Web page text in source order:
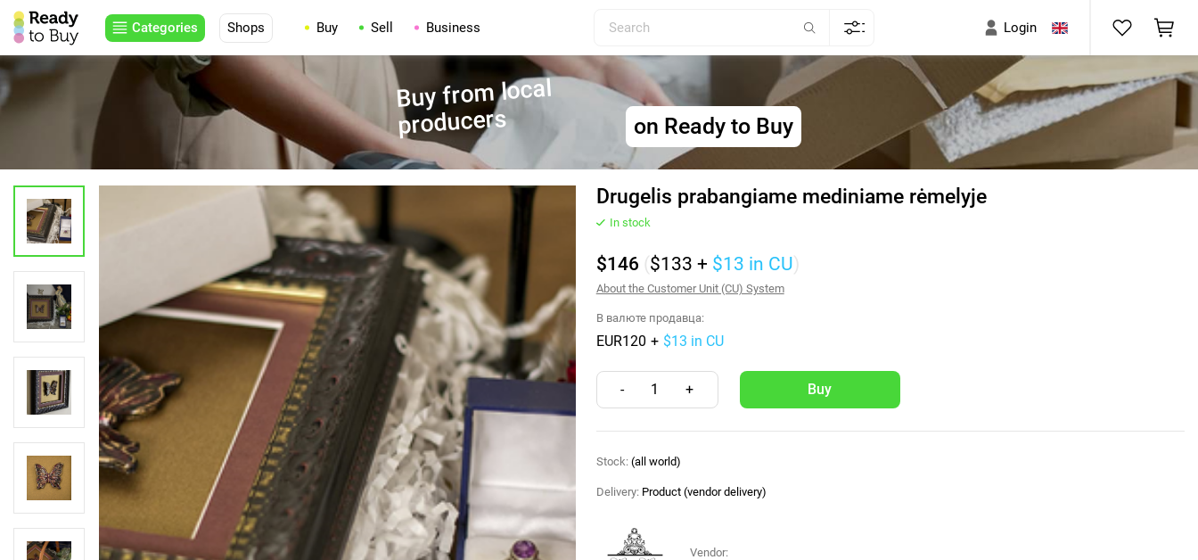
Categories Shops Buy Sell Business Login
Buy from local
producers on Ready to Buy
Drugelis prabangiame mediniame rėmelyje
In stock
$146 ($133 + $13 in CU)
About the Customer Unit (CU) System
В валюте продавца:
EUR120 + $13 in CU
- 1 +
Stock: (all world)
Delivery: Product (vendor delivery)
Vendor: